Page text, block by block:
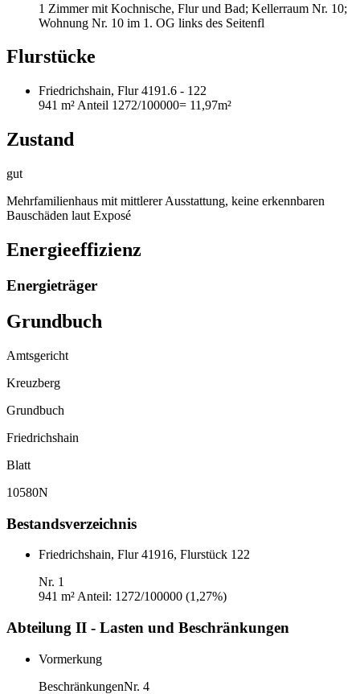
1 Zimmer mit Kochnische, Flur und Bad; Kellerraum Nr. 10;
Wohnung Nr. 10 im 1. OG links des Seitenfl
Flurstücke
Friedrichshain, Flur 4191.6 - 122
941 m² Anteil 1272/100000= 11,97m²
Zustand
gut
Mehrfamilienhaus mit mittlerer Ausstattung, keine erkennbaren
Bauschäden laut Exposé
Energieeffizienz
Energieträger
Grundbuch
Amtsgericht
Kreuzberg
Grundbuch
Friedrichshain
Blatt
10580N
Bestandsverzeichnis
Friedrichshain, Flur 41916, Flurstück 122
Nr. 1
941 m² Anteil: 1272/100000 (1,27%)
Abteilung II - Lasten und Beschränkungen
Vormerkung
BeschränkungenNr. 4